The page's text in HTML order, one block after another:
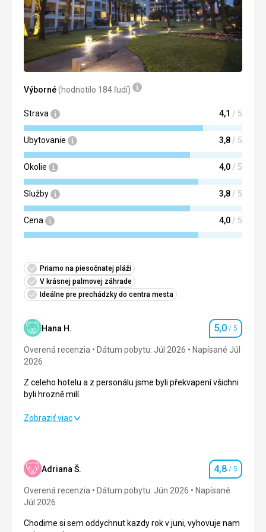
Výborné(hodnotilo 184 ľudí)
Strava 4,1 / 5
Ubytovanie 3,8/ 5
Okolie 4,0/ 5
Služby 3,8/ 5
Cena 4,0/ 5
Priamo na piesočnatej pláži
V krásnej palmovej záhrade
Ideálne pre prechádzky do centra mesta
Hana H. Hodnotenie
5,0 / 5
Overená recenzia Dátum pobytu: Júl 2026
Napísané Júl
2026
Z celeho hotelu a z personálu jsme byli překvapení všichni
byli hrozně milí.
Z celeho hotelu a z personálu jsme byli překvapení všichni
Ubytovanie 5,0/ 5
Okolie
Služby 5,0/ 5
Zobraziť viac
Adriana Š. Hodnotenie
4,8 / 5
Overená recenzia Dátum pobytu: Jún 2026
Napísané
Júl 2026
Chodime si sem oddychnut kazdy rok v juni, vyhovuje nam